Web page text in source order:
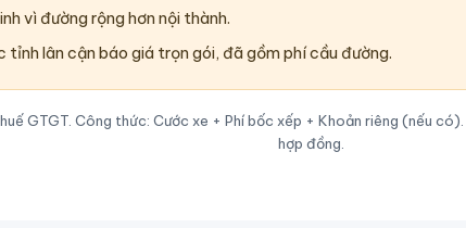
vì đường rộng hơn nội thành.
tỉnh lân cận báo giá trọn gói, đã gồm phí cầu đường.
GTGT. Công thức: Cước xe + Phí bốc xếp + Khoản riêng (nếu
hợp đồng.